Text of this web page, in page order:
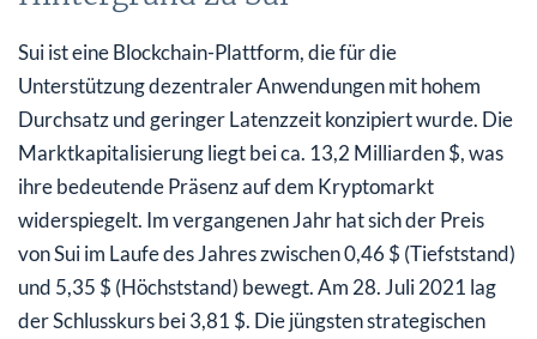
Sui ist eine Blockchain-Plattform, die für die
Unterstützung dezentraler Anwendungen mit hohem
Durchsatz und geringer Latenzzeit konzipiert wurde. Die
Marktkapitalisierung liegt bei ca. 13,2 Milliarden $, was
ihre bedeutende Präsenz auf dem Kryptomarkt
widerspiegelt. Im vergangenen Jahr hat sich der Preis
von Sui im Laufe des Jahres zwischen 0,46 $ (Tiefststand)
und 5,35 $ (Höchststand) bewegt. Am 28. Juli 2021 lag
der Schlusskurs bei 3,81 $. Die jüngsten strategischen